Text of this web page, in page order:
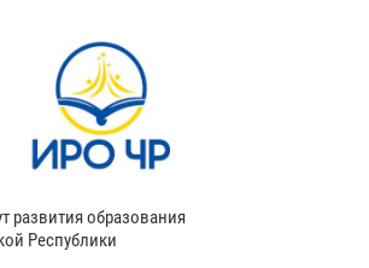
развития образования
Республики